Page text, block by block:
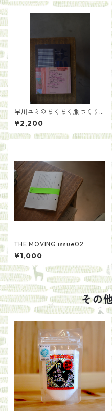
早川ユミのちくちく服つくり
／早川ユミ
¥2,200
THE MOVING issue02
¥1,000
その